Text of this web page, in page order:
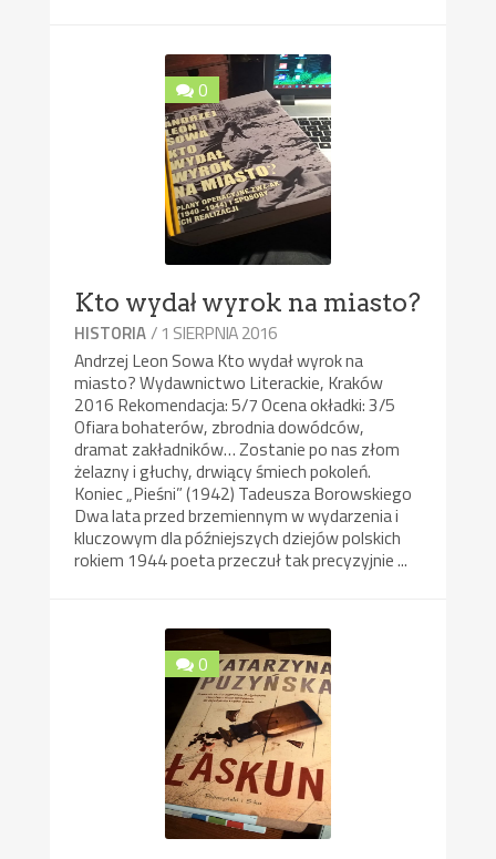
0
Kto wydał wyrok na miasto?
HISTORIA/ 1 SIERPNIA 2016
Andrzej Leon Sowa Kto wydał wyrok na
miasto? Wydawnictwo Literackie, Kraków
2016 Rekomendacja: 5/7 Ocena okładki: 3/5
Ofiara bohaterów, zbrodnia dowódców,
dramat zakładników… Zostanie po nas złom
żelazny i głuchy, drwiący śmiech pokoleń.
Koniec „Pieśni” (1942) Tadeusza Borowskiego
Dwa lata przed brzemiennym w wydarzenia i
kluczowym dla późniejszych dziejów polskich
rokiem 1944 poeta przeczuł tak precyzyjnie ...
0